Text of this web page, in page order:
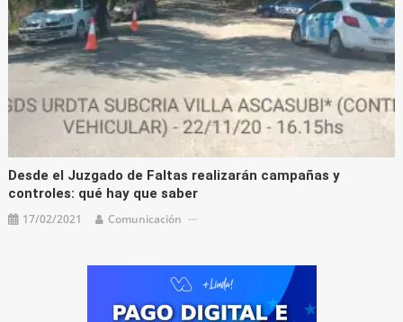
Desde el Juzgado de Faltas realizarán campañas y
controles: qué hay que saber
17/02/2021 Comunicación